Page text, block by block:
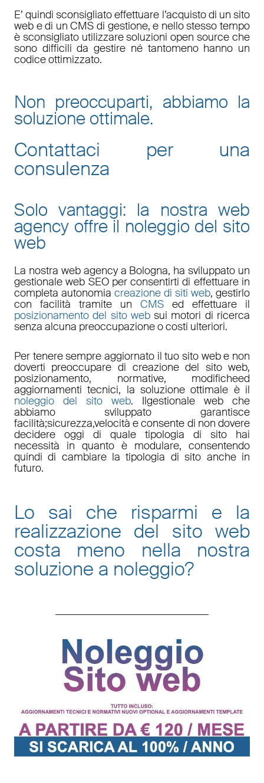
E’ quindi sconsigliato effettuare l’acquisto di un sito
web e di un CMS di gestione, e nello stesso tempo
è sconsigliato utilizzare soluzioni open source che
sono difficili da gestire né tantomeno hanno un
codice ottimizzato.
Non preoccuparti, abbiamo la
soluzione ottimale.
Contattaci per una
consulenza
Solo vantaggi: la nostra web
agency offre il noleggio del sito
web
La nostra web agency a Bologna, ha sviluppato un
gestionale web SEOper consentirti di effettuare in
completa autonomia creazione di siti web, gestirlo
con facilità tramite un CMS ed effettuare il
posizionamento del sito websui motori di ricerca
senza alcuna preoccupazione o costi ulteriori.
Per tenere sempre aggiornato il tuo sito web e non
doverti preoccupare di creazione del sito web,
posizionamento, normative, modificheed
aggiornamenti tecnici, la soluzione ottimale è il
noleggio del sito web. Ilgestionale webche
abbiamo sviluppato garantisce
facilità;sicurezza,velocità e consente di non dovere
decidere oggi di quale tipologia di sito hai
necessità in quanto è modulare, consentendo
quindi di cambiare la tipologia di sito anche in
futuro.
Lo sai che risparmi e la
realizzazione del sito web
costa meno nella nostra
soluzione a noleggio?